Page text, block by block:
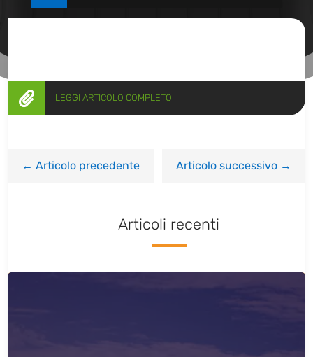
 LEGGI ARTICOLO COMPLETO
←Articolo precedente Articolo successivo→
Articoli recenti